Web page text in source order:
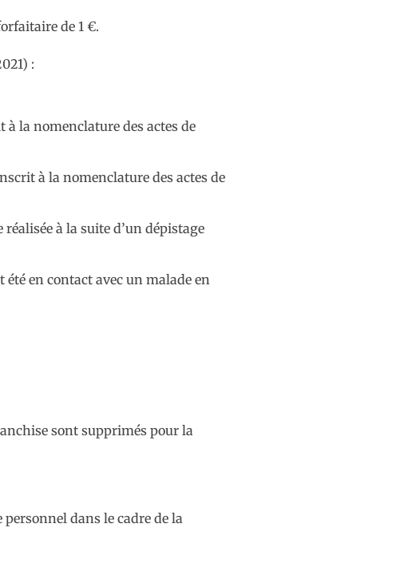
de 1 €.
:
à la nomenclature des actes de
à la nomenclature des actes de
à la suite d’un dépistage
en contact avec un malade en
sont supprimés pour la
dans le cadre de la